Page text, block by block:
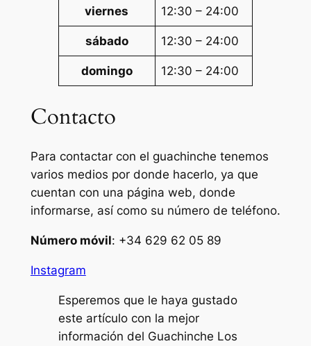
viernes 12:30 – 24:00
sábado 12:30 – 24:00
domingo 12:30 – 24:00
Contacto
Para contactar con el guachinche tenemos
varios medios por donde hacerlo, ya que
cuentan con una página web, donde
informarse, así como su número de teléfono.
Número móvil: +34 629 62 05 89
Instagram
Esperemos que le haya gustado
este artículo con la mejor
información del Guachinche Los